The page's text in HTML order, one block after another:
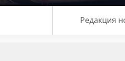
Редакция